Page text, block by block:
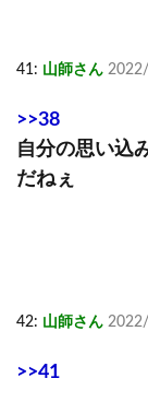
41: 山師さん
>>38
自分の思い込
だねぇ
42: 山師さん
>>41